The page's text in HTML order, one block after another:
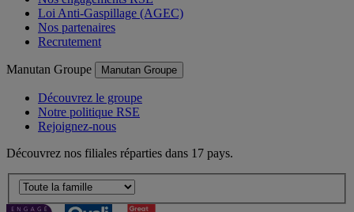
Loi Anti-Gaspillage (AGEC)
Nos partenaires
Recrutement
Manutan Groupe Manutan Groupe
Découvrez le groupe
Notre politique RSE
Rejoignez-nous
Découvrez nos filiales réparties dans 17 pays.